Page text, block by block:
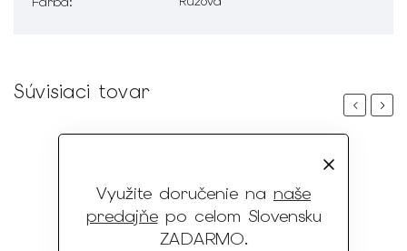
Využite doručenie na naše
predajňepo celom Slovensku
ZADARMO.
Súvisiaci tovar
PreviousNext